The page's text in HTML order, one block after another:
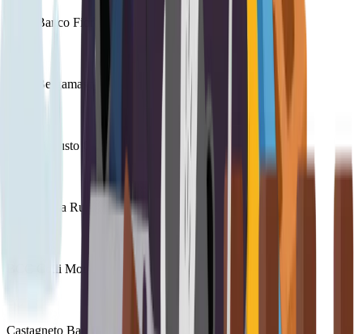
BCC Banco Fiorentino
BCC Bergamasca e Orobica S.C.
BCC di Busto Garolfo e Buguggiate
BCC Cassa Rurale ed Artigiana di Cantù
BCC Colli Morenici del Garda Società Cooperativa
Castagneto Banca 1910